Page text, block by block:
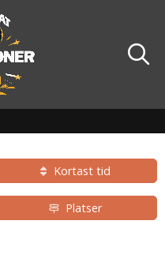
Kortast tid
Platser